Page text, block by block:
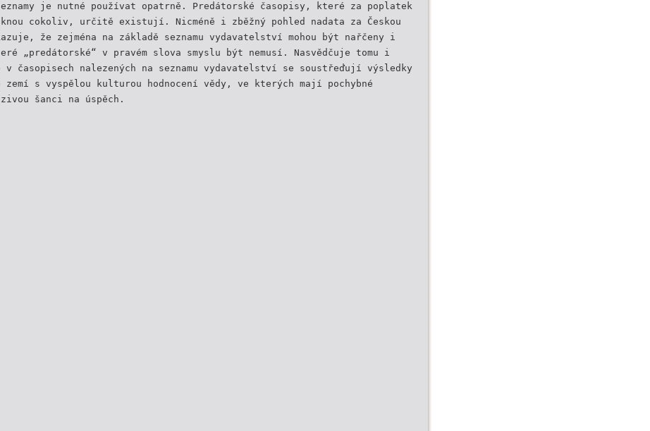
je nutné používat opatrně. Predátorské časopisy, které za poplatek
cokoliv, určitě existují. Nicméně i zběžný pohled nadata za Českou
že zejména na základě seznamu vydavatelství mohou být nařčeny i
„predátorské“ v pravém slova smyslu být nemusí. Nasvědčuje tomu i
časopisech nalezených na seznamu vydavatelství se soustřeďují výsledky
zemí s vyspělou kulturou hodnocení vědy, ve kterých mají pochybné
šanci na úspěch.